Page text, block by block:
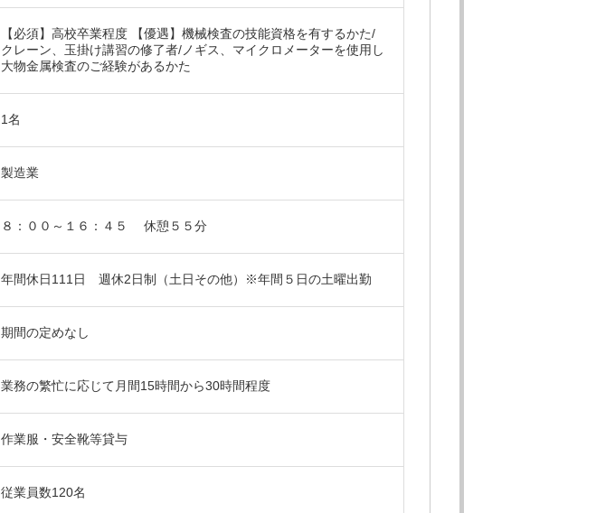
【必須】高校卒業程度 【優遇】機械検査の技能資格を有するかた/
クレーン、玉掛け講習の修了者/ノギス、マイクロメーターを使用し
大物金属検査のご経験があるかた
1名
製造業
８：００～１６：４５ 休憩５５分
年間休日111日 週休2日制（土日その他）※年間５日の土曜出勤
期間の定めなし
業務の繁忙に応じて月間15時間から30時間程度
作業服・安全靴等貸与
従業員数120名